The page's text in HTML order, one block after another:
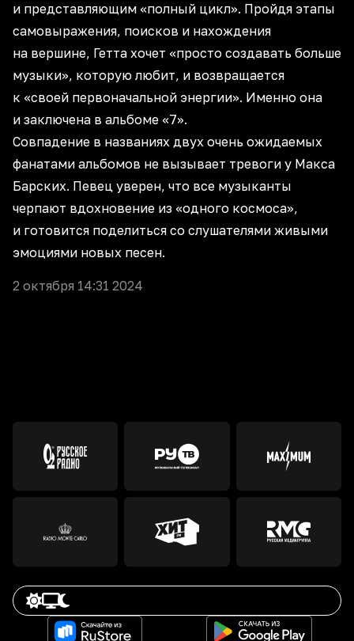
и представляющим «полный цикл». Пройдя этапы
самовыражения, поисков и нахождения
на вершине, Гетта хочет «просто создавать больше
музыки», которую любит, и возвращается
к «своей первоначальной энергии». Именно она
и заключена в альбоме «7».
Совпадение в названиях двух очень ожидаемых
фанатами альбомов не вызывает тревоги у Макса
Барских. Певец уверен, что все музыканты
черпают вдохновение из «одного космоса»,
и готовится поделиться со слушателями живыми
эмоциями новых песен.
2 октября 14:31 2024